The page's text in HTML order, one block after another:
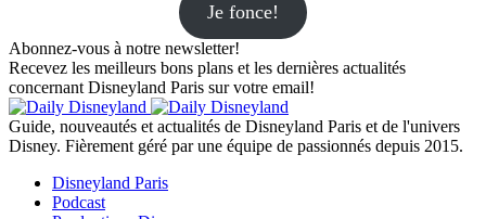
Je fonce!
Abonnez-vous à notre newsletter!
Recevez les meilleurs bons plans et les dernières actualités
concernant Disneyland Paris sur votre email!
Guide, nouveautés et actualités de Disneyland Paris et de l'univers
Disney. Fièrement géré par une équipe de passionnés depuis 2015.
Disneyland Paris
Podcast